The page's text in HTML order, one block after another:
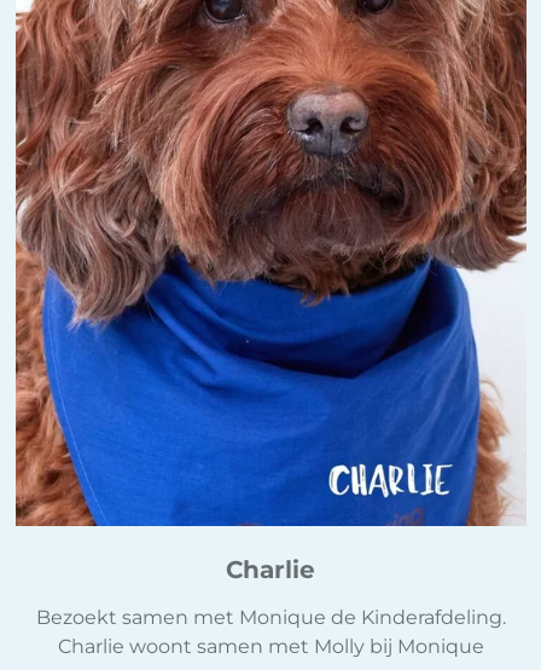
Charlie
Bezoekt samen met Monique de Kinderafdeling.
Charlie woont samen met Molly bij Monique